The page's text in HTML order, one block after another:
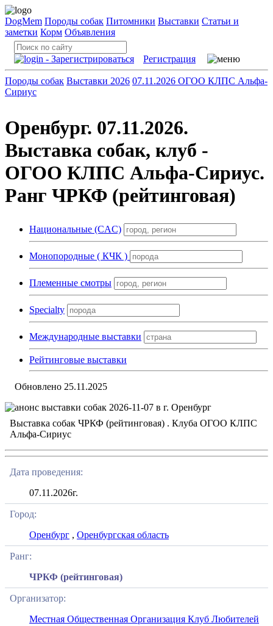
DogMem Породы собак Питомники Выставки Статьи и
заметки Корм Объявления
Регистрация
Породы собак Выставки 2026 07.11.2026 ОГОО КЛПС Альфа-
Сириус
Оренбург. 07.11.2026.
Выставка собак, клуб -
ОГОО КЛПС Альфа-Сириус.
Ранг ЧРКФ (рейтинговая)
Национальные (CAC)
Монопородные ( КЧК )
Племенные смотры
Specialty
Международные выставки
Рейтинговые выставки
Обновлено 25.11.2025
Выставка собак ЧРКФ (рейтинговая) . Клуба ОГОО КЛПС
Альфа-Сириус
Дата проведения:
07.11.2026г.
Город:
Оренбург , Оренбургская область
Ранг:
ЧРКФ (рейтинговая)
Организатор:
Местная Общественная Организация Клуб Любителей